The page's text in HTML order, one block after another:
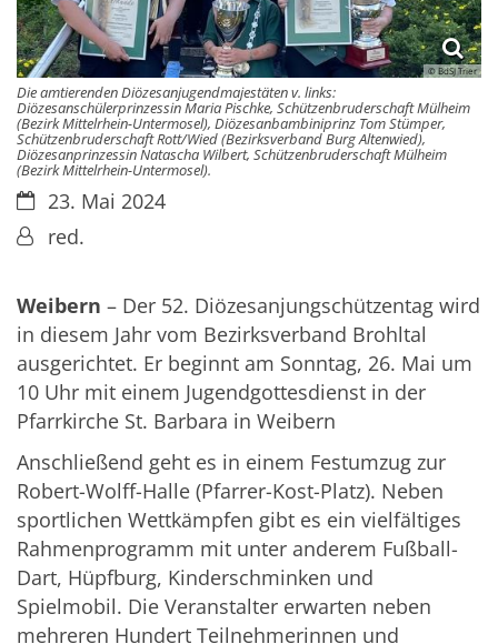
© BdSJ Trier
Die amtierenden Diözesanjugendmajestäten v. links:
Diözesanschülerprinzessin Maria Pischke, Schützenbruderschaft Mülheim
(Bezirk Mittelrhein-Untermosel), Diözesanbambiniprinz Tom Stümper,
Schützenbruderschaft Rott/Wied (Bezirksverband Burg Altenwied),
Diözesanprinzessin Natascha Wilbert, Schützenbruderschaft Mülheim
(Bezirk Mittelrhein-Untermosel).
Datum:23. Mai 2024
Von:red.
Weibern – Der 52. Diözesanjungschützentag wird
in diesem Jahr vom Bezirksverband Brohltal
ausgerichtet. Er beginnt am Sonntag, 26. Mai um
10 Uhr mit einem Jugendgottesdienst in der
Pfarrkirche St. Barbara in Weibern
Anschließend geht es in einem Festumzug zur
Robert-Wolff-Halle (Pfarrer-Kost-Platz). Neben
sportlichen Wettkämpfen gibt es ein vielfältiges
Rahmenprogramm mit unter anderem Fußball-
Dart, Hüpfburg, Kinderschminken und
Spielmobil. Die Veranstalter erwarten neben
mehreren Hundert Teilnehmerinnen und